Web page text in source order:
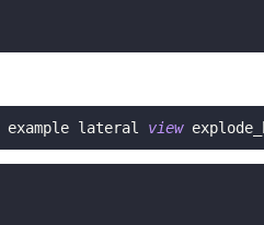
example lateral view